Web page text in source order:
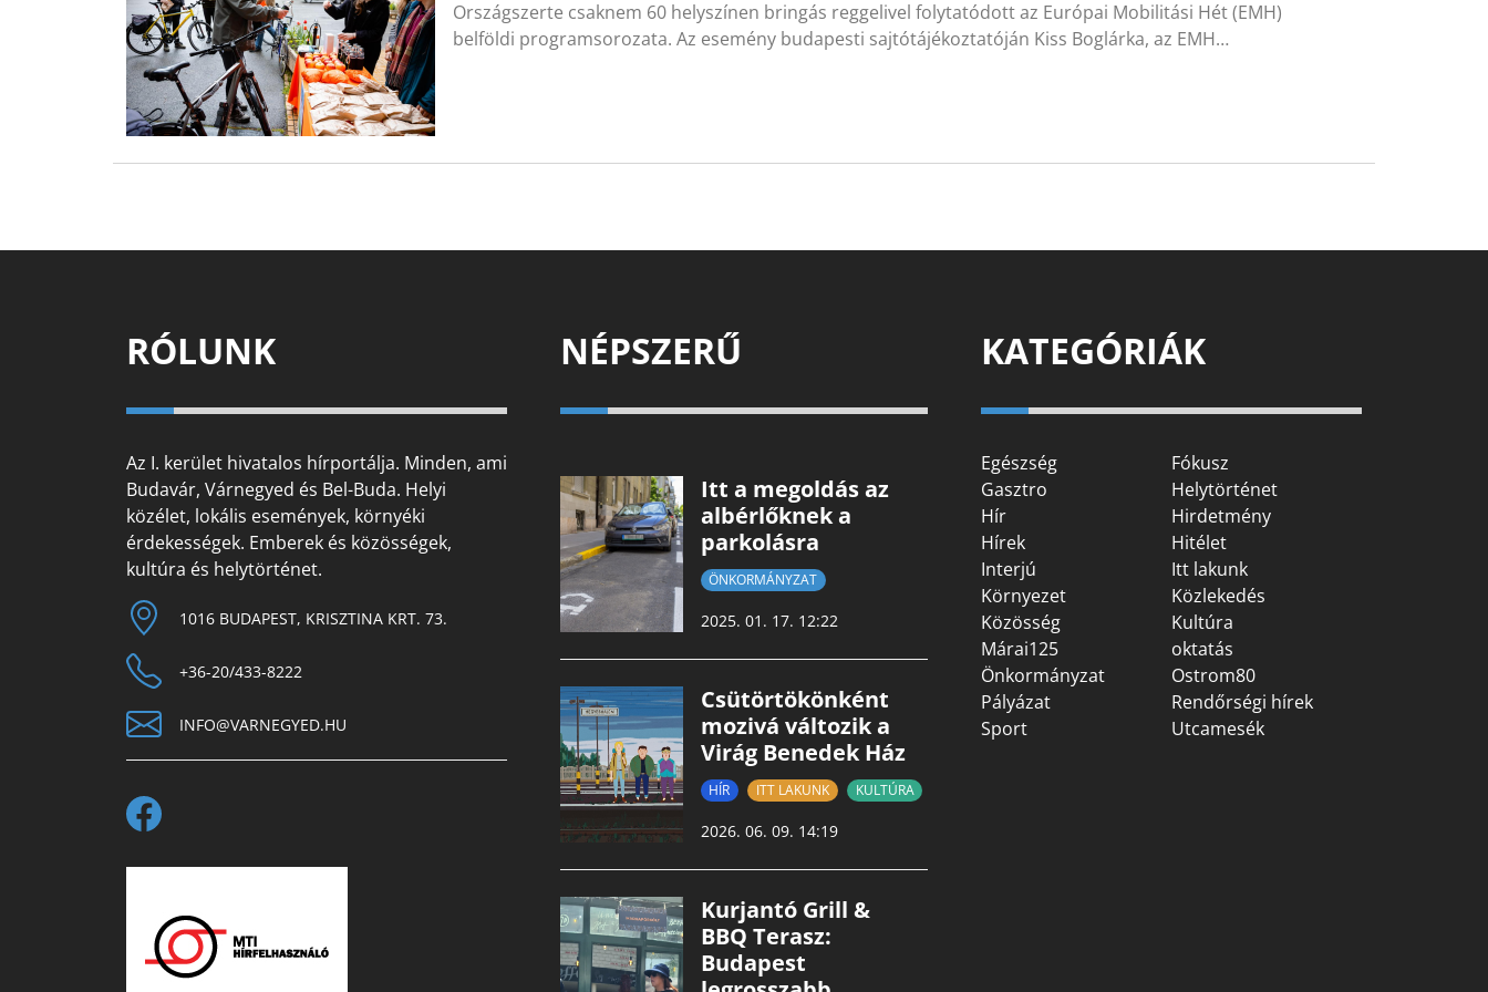
Országszerte csaknem 60 helyszínen bringás reggelivel folytatódott az Európai Mobilitási Hét (EMH)
belföldi programsorozata. Az esemény budapesti sajtótájékoztatóján Kiss Boglárka, az EMH…
RÓLUNK
Az I. kerület hivatalos hírportálja. Minden, ami
Budavár, Várnegyed és Bel-Buda. Helyi
közélet, lokális események, környéki
érdekességek. Emberek és közösségek,
kultúra és helytörténet.
1016 BUDAPEST, KRISZTINA KRT. 73.
+36-20/433-8222
INFO@VARNEGYED.HU
NÉPSZERŰ
Itt a megoldás az
albérlőknek a
parkolásra
ÖNKORMÁNYZAT
2025. 01. 17. 12:22
Csütörtökönként
mozivá változik a
Virág Benedek Ház
HÍR ITT LAKUNK KULTÚRA
2026. 06. 09. 14:19
Kurjantó Grill &
BBQ Terasz:
Budapest
KATEGÓRIÁK
Egészség
Fókusz
Gasztro
Helytörténet
Hír
Hirdetmény
Hírek
Hitélet
Interjú
Itt lakunk
Környezet
Közlekedés
Közösség
Kultúra
Márai125
oktatás
Önkormányzat
Ostrom80
Pályázat
Rendőrségi hírek
Sport
Utcamesék